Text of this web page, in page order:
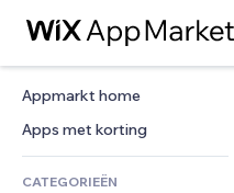
Appmarkt home
Apps met korting
CATEGORIEËN